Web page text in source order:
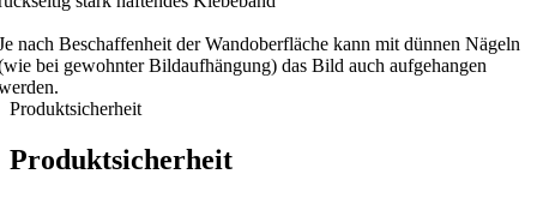
nach Beschaffenheit der Wandoberfläche kann mit dünnen Nägeln
bei gewohnter Bildaufhängung) das Bild auch aufgehangen
Produktsicherheit
Produktsicherheit